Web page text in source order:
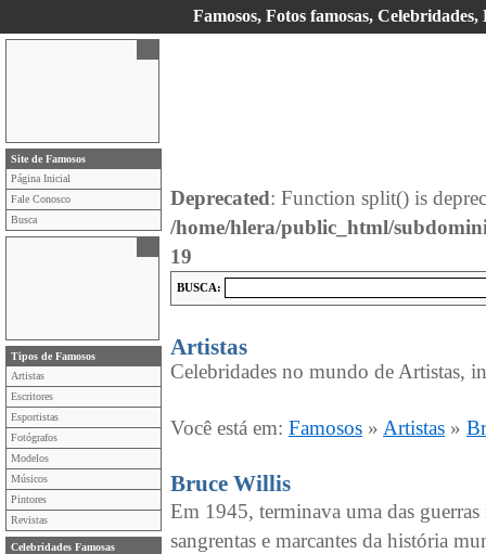
Famosos, Fotos famosas,
Site de Famosos
Página Inicial
Fale Conosco
Busca
Tipos de Famosos
Artistas
Escritores
Esportistas
Fotógrafos
Modelos
Músicos
Pintores
Revistas
Celebridades Famosas
Deprecated: Function split() is
/home/hlera/public_html/
19
BUSCA:
Artistas
Celebridades no mundo de Artistas,
Você está em: Famosos » Artistas »
Bruce Willis
Em 1945, terminava uma das guerras
sangrentas e marcantes da história